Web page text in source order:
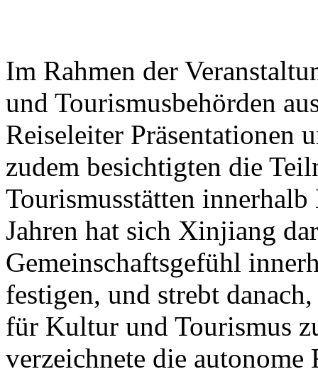
Im Rahmen der
und Tourismusbehörden
Reiseleiter Präsentationen
zudem besichtigten die
Tourismusstätten
Jahren hat sich Xinjiang
Gemeinschaftsgefühl
festigen, und strebt
für Kultur und Tourismus
verzeichnete die